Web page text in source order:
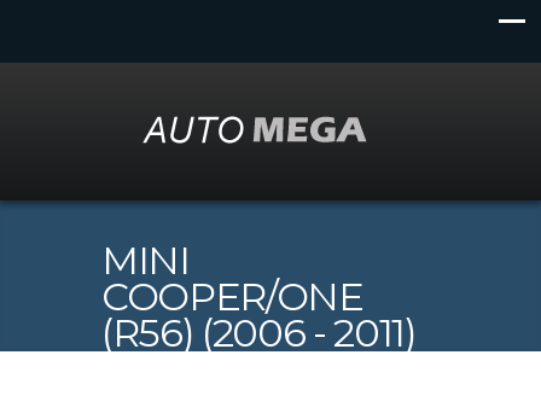
MINI
COOPER/ONE
(R56) (2006 - 2011)